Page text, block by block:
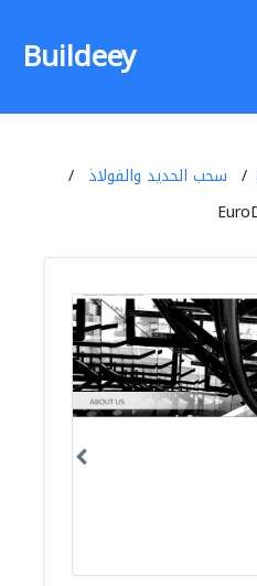
Buildeey
سحب الحديد والفولاذ